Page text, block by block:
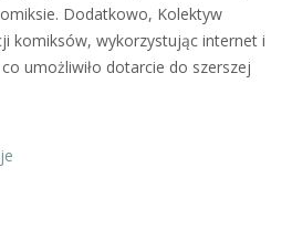
Dodatkowo, Kolektyw
komiksów, wykorzystując internet i
umożliwiło dotarcie do szerszej